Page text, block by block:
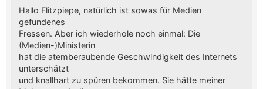
Hallo Flitzpiepe, natürlich ist sowas für Medien
gefundenes
Fressen. Aber ich wiederhole noch einmal: Die
(Medien-)Ministerin
hat die atemberaubende Geschwindigkeit des Internets
unterschätzt
und knallhart zu spüren bekommen. Sie hätte meiner